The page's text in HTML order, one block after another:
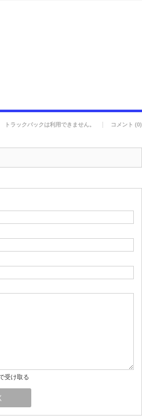
トラックバックは利用できません。 コメント (0)
受け取る